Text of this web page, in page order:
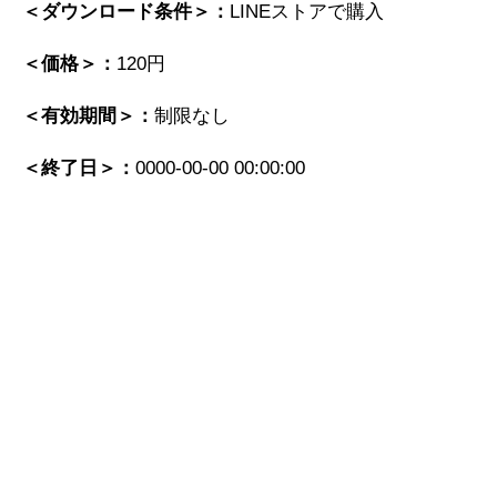
＜ダウンロード条件＞： LINEストアで購入
＜価格＞： 120円
＜有効期間＞： 制限なし
＜終了日＞： 0000-00-00 00:00:00